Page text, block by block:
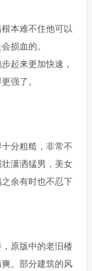
本难不住他可以
损血的。
起来更加快速，
强了。
分粗糙，非常不
潇洒猛男，美女
余有时也不忍下
原版中的老旧楼
。部分建筑的风